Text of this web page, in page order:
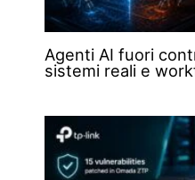
Agenti AI fuori
sistemi reali e